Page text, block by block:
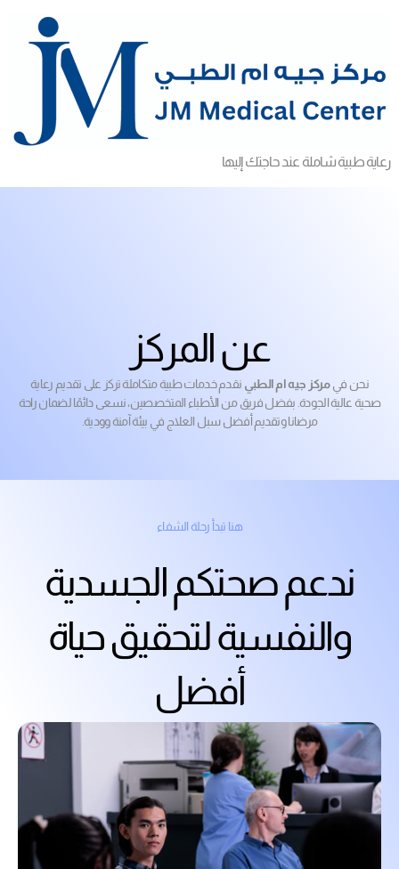
رعاية طبية شاملة عند حاجتك إليها
عن المركز
نحن فيمركز جيه ام الطبي نقدم خدمات طبية متكاملة تركز على تقديم رعاية
صحية عالية الجودة. بفضل فريق من الأطباء المتخصصين، نسعى دائمًا لضمان راحة
مرضانا وتقديم أفضل سبل العلاج في بيئة آمنة وودية.
هنا تبدأ رحلة الشفاء
ندعم صحتكم الجسدية
والنفسية لتحقيق حياة
أفضل